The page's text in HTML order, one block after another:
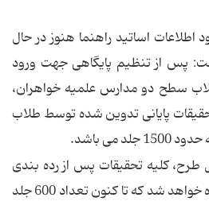
اطلاعات اساتید راهنما هنوز در حال
پس از تنظیم پایگاهی جهت ورود
سطح دو مدارس علمیه خواهران،
پایانی تدوین شده توسط طلاب
کلیه تحقیقات پس از رده بندی
کنگره به مدارس عودت داده خواهد شد که تا کنون تعداد 600 جلد